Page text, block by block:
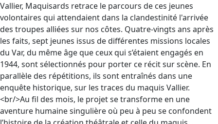
Vallier, Maquisards retrace le parcours de ces jeunes
volontaires qui attendaient dans la clandestinité l'arrivée
des troupes alliées sur nos côtes. Quatre-vingts ans après
les faits, sept jeunes issus de différentes missions locales
du Var, du même âge que ceux qui s’étaient engagés en
1944, sont sélectionnés pour porter ce récit sur scène. En
parallèle des répétitions, ils sont entraînés dans une
enquête historique, sur les traces du maquis Vallier.
<br/>Au fil des mois, le projet se transforme en une
aventure humaine singulière où peu à peu se confondent